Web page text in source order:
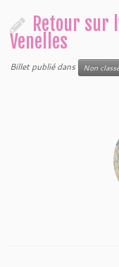
Retour sur
Venelles
Billet publié dans Non